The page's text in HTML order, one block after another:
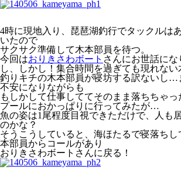
4時に現地入り、琵琶湖釣行でタックルは
いたので
サクサク準備して木本部員を待つ。
今回はおりきさわボート さんにお世話にな
し、しかし！集合時間を過ぎても現れない
釣りキチの木本部員が寝坊する訳ないし
不安になりながらも
もしかして仕事しててそのまま落ちちゃ
プールにおかっぱりに行ってみたが…
魚の姿は1尾程度目視できただけで、人も
のかな？
そうこうしていると、海ほたるで寝落ち
本部員からコールがあり
おりきさわボートさんに戻る！